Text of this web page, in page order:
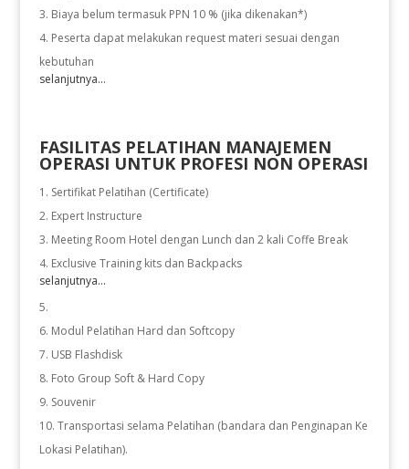
Biaya belum termasuk PPN 10 % (jika dikenakan*)
Peserta dapat melakukan request materi sesuai dengan
kebutuhan
selanjutnya...
FASILITAS PELATIHAN MANAJEMEN
OPERASI UNTUK PROFESI NON OPERASI
Sertifikat Pelatihan (Certificate)
Expert Instructure
Meeting Room Hotel dengan Lunch dan 2 kali Coffe Break
Exclusive Training kits dan Backpacks
selanjutnya...
Modul Pelatihan Hard dan Softcopy
USB Flashdisk
Foto Group Soft & Hard Copy
Souvenir
Transportasi selama Pelatihan (bandara dan Penginapan Ke
Lokasi Pelatihan).